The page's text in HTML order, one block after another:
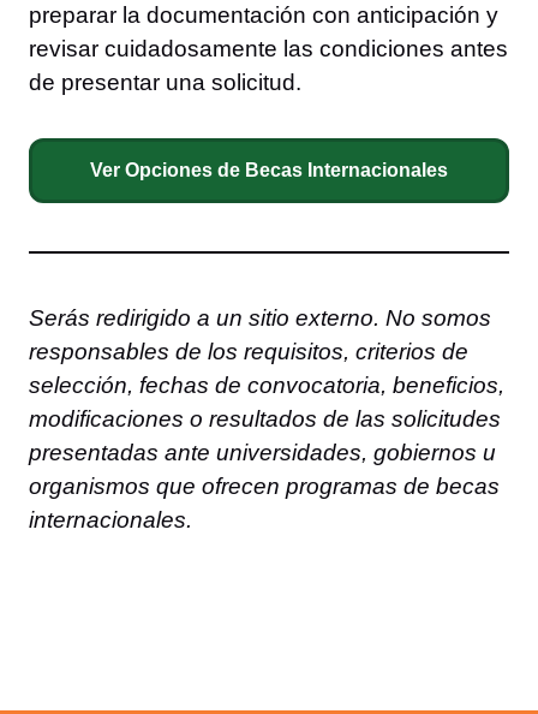
preparar la documentación con anticipación y
revisar cuidadosamente las condiciones antes
de presentar una solicitud.
Ver Opciones de Becas Internacionales
Serás redirigido a un sitio externo. No somos
responsables de los requisitos, criterios de
selección, fechas de convocatoria, beneficios,
modificaciones o resultados de las solicitudes
presentadas ante universidades, gobiernos u
organismos que ofrecen programas de becas
internacionales.